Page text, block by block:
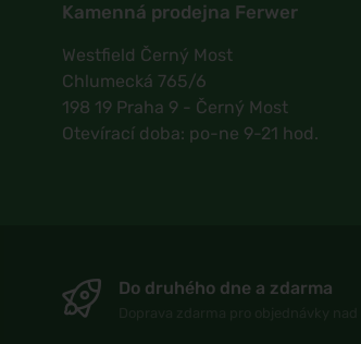
Kamenná prodejna Ferwer
Westfield Černý Most
Chlumecká 765/6
198 19 Praha 9 - Černý Most
Otevírací doba: po-ne 9-21 hod.
Do druhého dne a zdarma